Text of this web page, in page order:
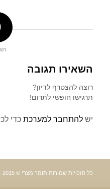
השאירו תגובה
רוצה להצטרף לדיון?
תרגישו חופשי לתרום!
יש להתחבר למערכתכדי
כל הזכויות שמורות תומר מצרי © 2015 -